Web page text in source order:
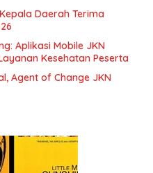
Daerah Terima
Aplikasi Mobile JKN
Kesehatan Peserta
Agent of Change JKN